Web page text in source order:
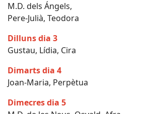
M.D. dels Ángels,
Pere-Julià, Teodora
Dilluns dia 3
Gustau, Lídia, Cira
Dimarts dia 4
Joan-Maria, Perpètua
Dimecres dia 5